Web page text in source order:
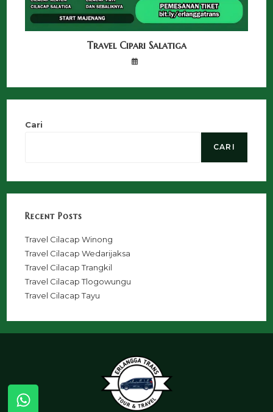
Travel Cipari Salatiga
Cari
CARI
Recent Posts
Travel Cilacap Winong
Travel Cilacap Wedarijaksa
Travel Cilacap Trangkil
Travel Cilacap Tlogowungu
Travel Cilacap Tayu